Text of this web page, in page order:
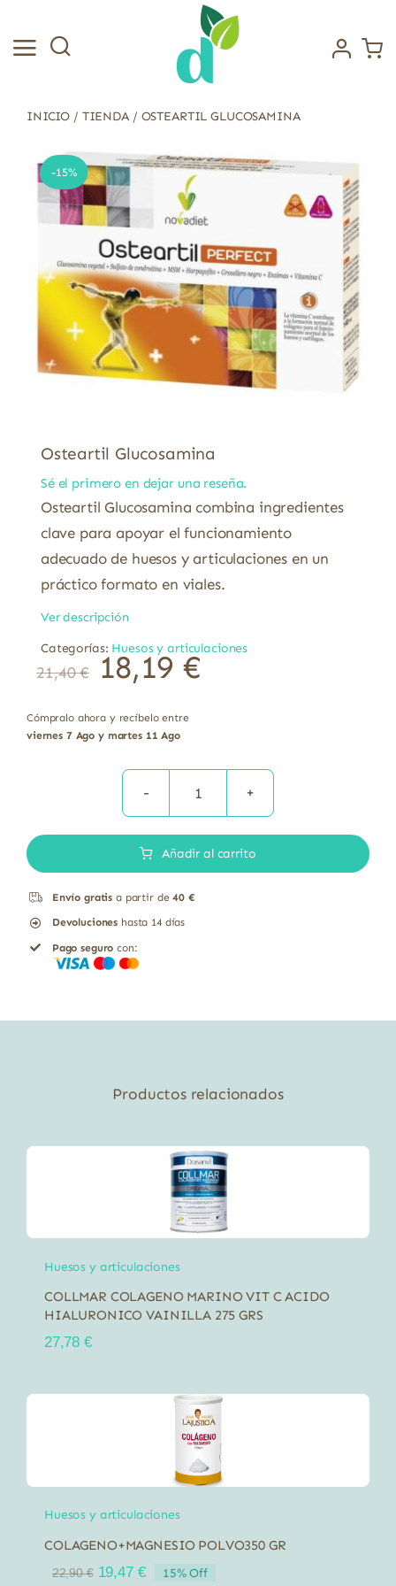
contenido
INICIO / TIENDA/ OSTEARTIL GLUCOSAMINA
-15%
Osteartil Glucosamina
Sé el primero en dejar una reseña.
Osteartil Glucosamina combina ingredientes
clave para apoyar el funcionamiento
adecuado de huesos y articulaciones en un
práctico formato en viales.
Ver descripción
Categorías: Huesos y articulaciones
21,40€ 18,19 €
Cómpralo ahora y recíbelo entre
viernes 7 Ago y martes 11 Ago
Osteartil
cantidad
Añadir al carrito
Envío gratis a partir de40 €
Devoluciones hasta 14 días
Pago seguro con:
Productos relacionados
Huesos y articulaciones
COLLMAR COLAGENO MARINO VIT C ACIDO
HIALURONICO VAINILLA 275 GRS
27,78 €
Huesos y articulaciones
COLAGENO+MAGNESIO POLVO350 GR
22,90€ El
19,47 €El
15% Off